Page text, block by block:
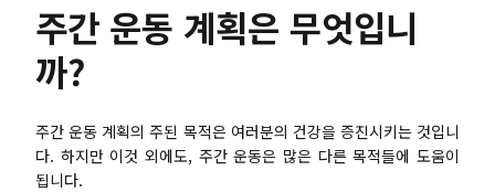
팀 협업
리서치 및 분석
회의 및 워크숍
제품 기획
주간 운동 계획은 무엇입니
까?
주간 운동 계획의 주된 목적은 여러분의 건강을 증진시키는 것입니
다. 하지만 이것 외에도, 주간 운동은 많은 다른 목적들에 도움이
됩니다.